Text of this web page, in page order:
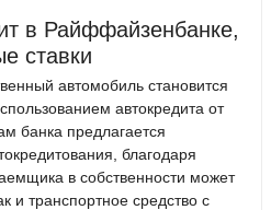
в Райффайзенбанке,
ставки
автомобиль становится
автокредита от
банка предлагается
благодаря
в собственности может
и транспортное средство с